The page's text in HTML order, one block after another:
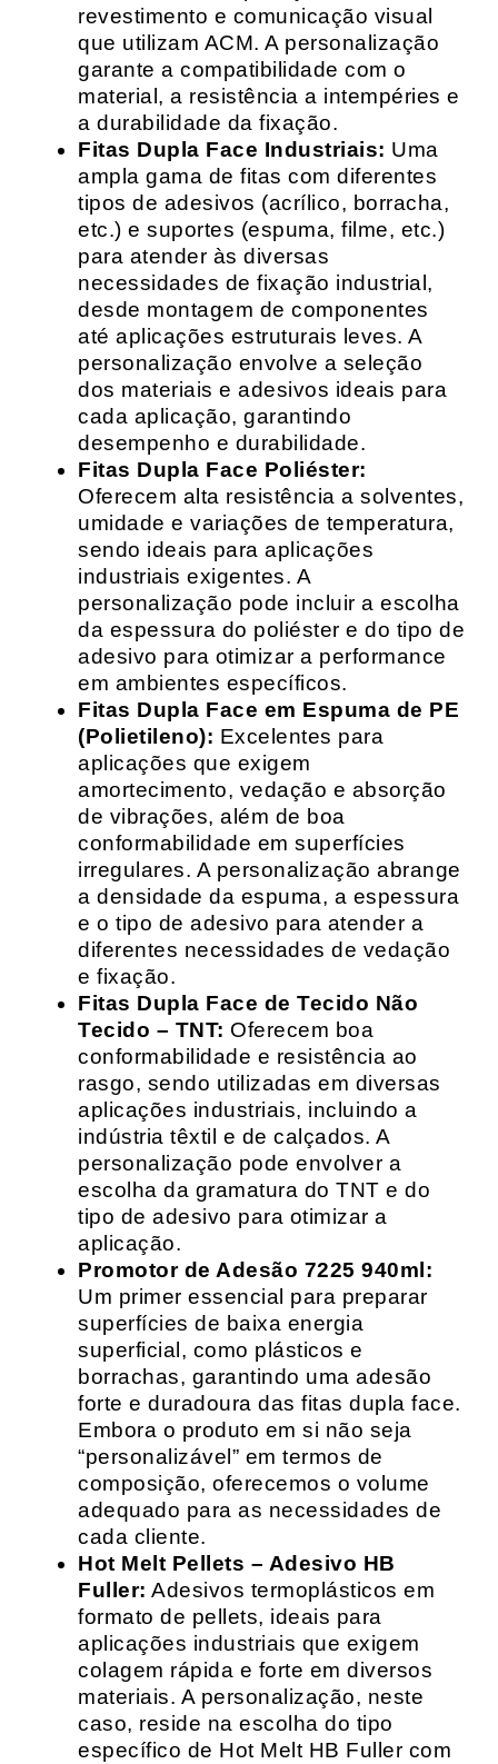
revestimento e comunicação visual
que utilizam ACM. A personalização
garante a compatibilidade com o
material, a resistência a intempéries e
a durabilidade da fixação.
Fitas Dupla Face Industriais: Uma
ampla gama de fitas com diferentes
tipos de adesivos (acrílico, borracha,
etc.) e suportes (espuma, filme, etc.)
para atender às diversas
necessidades de fixação industrial,
desde montagem de componentes
até aplicações estruturais leves. A
personalização envolve a seleção
dos materiais e adesivos ideais para
cada aplicação, garantindo
desempenho e durabilidade.
Fitas Dupla Face Poliéster:
Oferecem alta resistência a solventes,
umidade e variações de temperatura,
sendo ideais para aplicações
industriais exigentes. A
personalização pode incluir a escolha
da espessura do poliéster e do tipo de
adesivo para otimizar a performance
em ambientes específicos.
Fitas Dupla Face em Espuma de PE
(Polietileno): Excelentes para
aplicações que exigem
amortecimento, vedação e absorção
de vibrações, além de boa
conformabilidade em superfícies
irregulares. A personalização abrange
a densidade da espuma, a espessura
e o tipo de adesivo para atender a
diferentes necessidades de vedação
e fixação.
Fitas Dupla Face de Tecido Não
Tecido – TNT: Oferecem boa
conformabilidade e resistência ao
rasgo, sendo utilizadas em diversas
aplicações industriais, incluindo a
indústria têxtil e de calçados. A
personalização pode envolver a
escolha da gramatura do TNT e do
tipo de adesivo para otimizar a
aplicação.
Promotor de Adesão 7225 940ml:
Um primer essencial para preparar
superfícies de baixa energia
superficial, como plásticos e
borrachas, garantindo uma adesão
forte e duradoura das fitas dupla face.
Embora o produto em si não seja
“personalizável” em termos de
composição, oferecemos o volume
adequado para as necessidades de
cada cliente.
Hot Melt Pellets – Adesivo HB
Fuller: Adesivos termoplásticos em
formato de pellets, ideais para
aplicações industriais que exigem
colagem rápida e forte em diversos
materiais. A personalização, neste
caso, reside na escolha do tipo
específico de Hot Melt HB Fuller com